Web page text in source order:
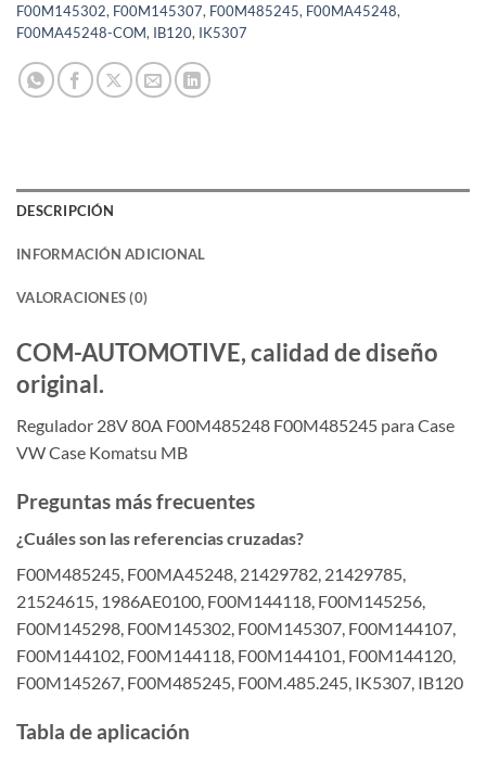
F00M145302, F00M145307, F00M485245, F00MA45248,
F00MA45248-COM, IB120, IK5307
DESCRIPCIÓN
INFORMACIÓN ADICIONAL
VALORACIONES (0)
COM-AUTOMOTIVE, calidad de diseño
original.
Regulador 28V 80A F00M485248 F00M485245 para Case
VW Case Komatsu MB
Preguntas más frecuentes
¿Cuáles son las referencias cruzadas?
F00M485245, F00MA45248, 21429782, 21429785,
21524615, 1986AE0100, F00M144118, F00M145256,
F00M145298, F00M145302, F00M145307, F00M144107,
F00M144102, F00M144118, F00M144101, F00M144120,
F00M145267, F00M485245, F00M.485.245, IK5307, IB120
Tabla de aplicación